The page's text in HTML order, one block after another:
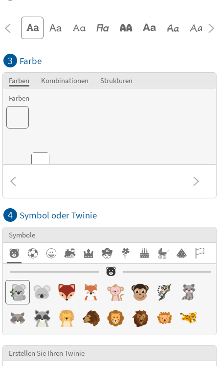
3 Farbe
Farben Kombinationen
Strukturen
Farben
Kombinationen
Strukturen
4 Symbol oder Twinie
Symbole
Erstellen Sie Ihren Twinie